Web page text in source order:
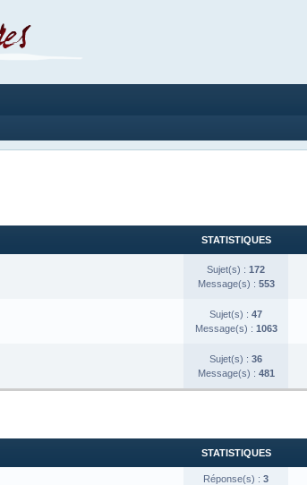
STATISTIQUES
Sujet(s) : 172
Message(s) : 553
Sujet(s) : 47
Message(s) : 1063
Sujet(s) : 36
Message(s) : 481
STATISTIQUES
Réponse(s) : 3